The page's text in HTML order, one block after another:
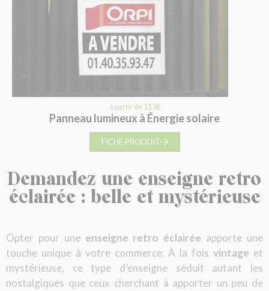
à partir de 113€
Panneau lumineux à Énergie solaire
FICHE PRODUIT
Demandez une enseigne retro
éclairée : belle et mystérieuse
Opter pour une enseigne retro éclairée apporte une
touche unique à votre commerce. À la foisvintage et
mystérieuse, ce type d’enseigne séduit autant les
nostalgiques que ceux cherchant à apporter un peu de